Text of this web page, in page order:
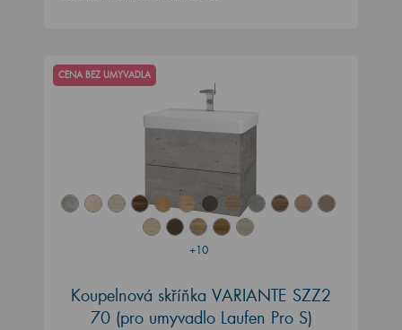
+10
CENA BEZ UMYVADLA
Koupelnová skříňka VARIANTE SZZ2
70 (pro umyvadlo Laufen Pro S)